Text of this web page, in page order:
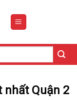
nhất Quận 2